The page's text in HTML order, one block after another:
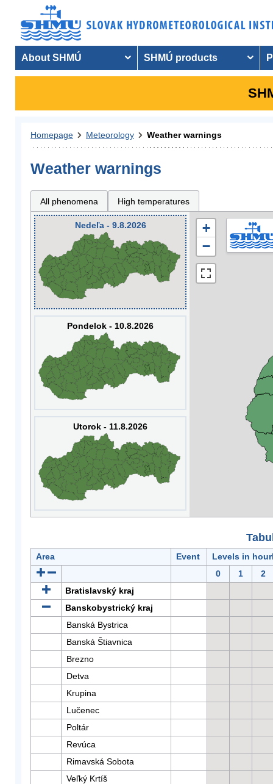
About SHMÚ SHMÚ products
Homepage Meteorology Weather warnings
Weather warnings
All phenomena High temperatures
Nedeľa - 9.8.2026
Pondelok - 10.8.2026
Utorok - 11.8.2026
+
−
Area Event
Levels in
0
1
2
Bratislavský kraj
Banskobystrický kraj
Banská Bystrica
Banská Štiavnica
Brezno
Detva
Krupina
Lučenec
Poltár
Revúca
Rimavská Sobota
Veľký Krtíš